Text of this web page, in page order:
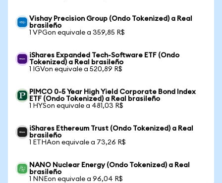
Vishay Precision Group (Ondo Tokenized) a Real
brasileño
1 VPGon equivale a 359,85 R$
iShares Expanded Tech-Software ETF (Ondo
Tokenized) a Real brasileño
1 IGVon equivale a 520,89 R$
PIMCO 0-5 Year High Yield Corporate Bond Index
ETF (Ondo Tokenized) a Real brasileño
1 HYSon equivale a 481,03 R$
iShares Ethereum Trust (Ondo Tokenized) a Real
brasileño
1 ETHAon equivale a 73,26 R$
NANO Nuclear Energy (Ondo Tokenized) a Real
brasileño
1 NNEon equivale a 96,04 R$